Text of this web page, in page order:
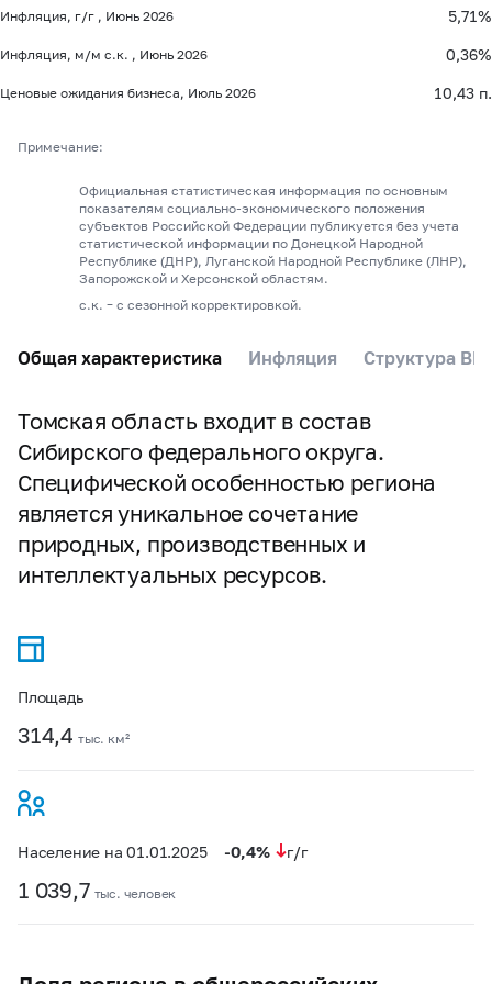
Инфляция, г/г , Июнь 2026 5,71%
Инфляция, м/м с.к. , Июнь 2026 0,36%
Ценовые ожидания бизнеса, Июль 2026 10,43 п.
Примечание:
Официальная статистическая информация по основным
показателям социально-экономического положения
субъектов Российской Федерации публикуется без учета
статистической информации по Донецкой Народной
Республике (ДНР), Луганской Народной Республике (ЛНР),
Запорожской и Херсонской областям.
с.к. – с сезонной корректировкой.
Общая характеристика Инфляция Структура
Томская область входит в состав
Сибирского федерального округа.
Специфической особенностью региона
является уникальное сочетание
природных, производственных и
интеллектуальных ресурсов.
Площадь
314,4 тыс. км²
Население на 01.01.2025 -0,4% г/г
1 039,7 тыс. человек